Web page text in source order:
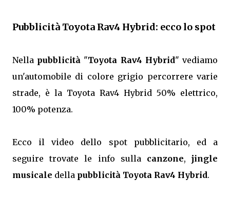
Pubblicità Toyota Rav4 Hybrid: ecco lo spot
Nella pubblicità "Toyota Rav4 Hybrid" vediamo
un'automobile di colore grigio percorrere varie
strade, è la Toyota Rav4 Hybrid 50% elettrico,
100% potenza.
Ecco il video dello spot pubblicitario, ed a
seguire trovate le info sulla canzone,jingle
musicale della pubblicità Toyota Rav4 Hybrid.